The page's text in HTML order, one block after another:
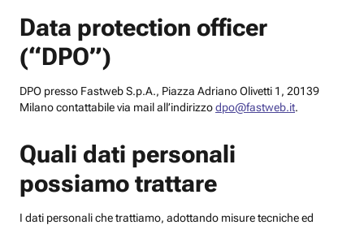
Data protection officer
(“DPO”)
DPO presso Fastweb S.p.A., Piazza Adriano Olivetti 1, 20139
Milano contattabile via mail all’indirizzodpo@fastweb.it.
Quali dati personali
possiamo trattare
I dati personali che trattiamo, adottando misure tecniche ed